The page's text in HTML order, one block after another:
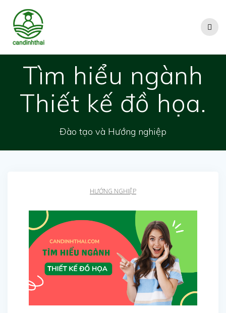
Tìm hiểu ngành
Thiết kế đồ họa.
Đào tạo và Hướng nghiệp
HƯỚNG NGHIỆP